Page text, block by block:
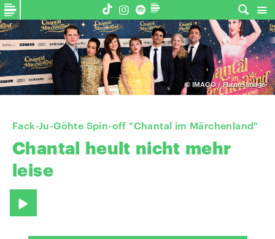
© IMAGO / Future Image
Fack-Ju-Göhte Spin-off "Chantal im Märchenland"
Chantal heult nicht mehr
leise